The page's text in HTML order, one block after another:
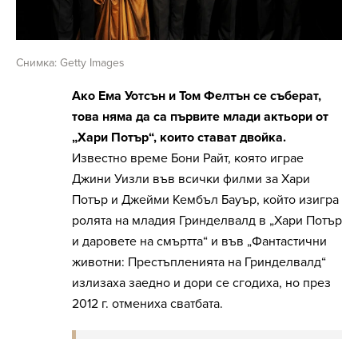
Снимка: Getty Images
Ако Ема Уотсън и Том Фелтън се съберат,
това няма да са първите млади актьори от
„Хари Потър“, които стават двойка.
Известно време Бони Райт, която играе
Джини Уизли във всички филми за Хари
Потър и Джейми Кембъл Бауър, който изигра
ролята на младия Гринделвалд в „Хари Потър
и даровете на смъртта“ и във „Фантастични
животни: Престъпленията на Гринделвалд“
излизаха заедно и дори се сгодиха, но през
2012 г. отмениха сватбата.